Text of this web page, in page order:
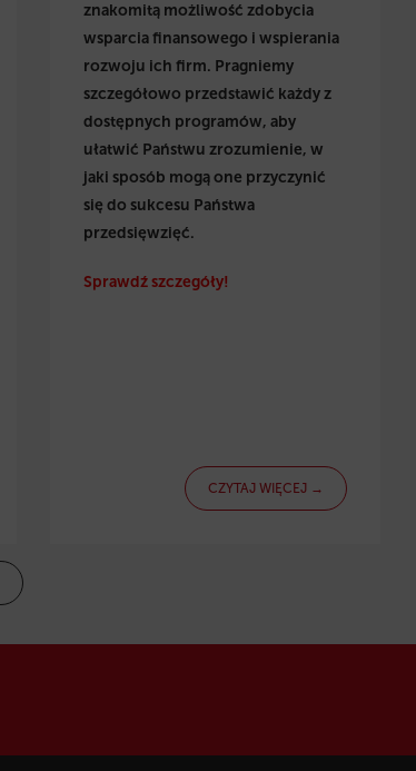
znakomitą możliwość zdobycia
wsparcia finansowego i wspierania
rozwoju ich firm. Pragniemy
szczegółowo przedstawić każdy z
dostępnych programów, aby
ułatwić Państwu zrozumienie, w
jaki sposób mogą one przyczynić
się do sukcesu Państwa
przedsięwzięć.
Sprawdź szczegóły!
CZYTAJ WIĘCEJ →